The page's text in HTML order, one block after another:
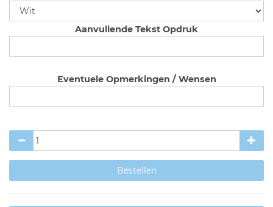
Aanvullende Tekst Opdruk
Eventuele Opmerkingen / Wensen